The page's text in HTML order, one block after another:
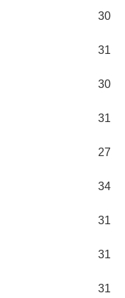
30
31
30
31
27
34
31
31
31